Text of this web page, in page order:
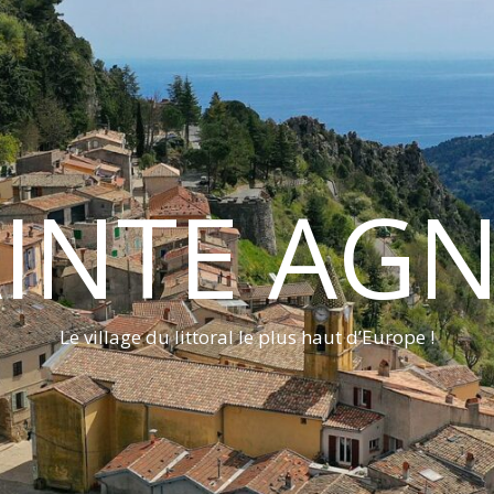
Le village du littoral le plus haut d’Europe !